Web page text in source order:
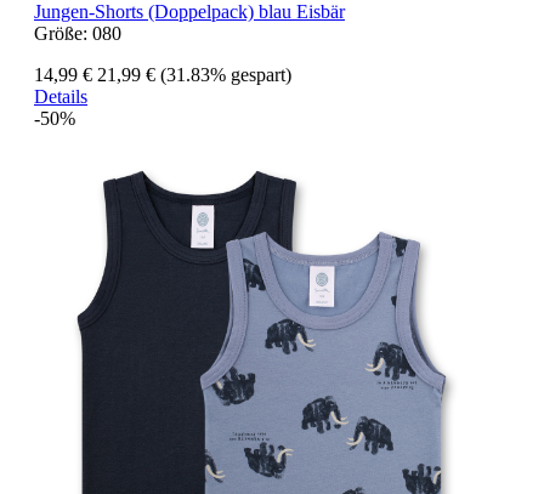
Jungen-Shorts (Doppelpack) blau Eisbär
Größe: 080
14,99 € 21,99 € (31.83% gespart)
Details
-50%